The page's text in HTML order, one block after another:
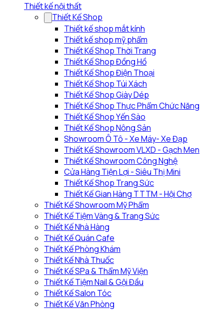
Thiết kế nội thất
Thiết Kế Shop
Thiết kế shop mắt kính
Thiết kế shop mỹ phẩm
Thiết Kế Shop Thời Trang
Thiết Kế Shop Đồng Hồ
Thiết Kế Shop Điện Thoại
Thiết Kế Shop Túi Xách
Thiết Kế Shop Giày Dép
Thiết Kế Shop Thực Phẩm Chức Năng
Thiết Kế Shop Yến Sào
Thiết Kế Shop Nông Sản
Showroom Ô Tô - Xe Máy- Xe Đạp
Thiết Kế Showroom VLXD - Gạch Men
Thiết Kế Showroom Công Nghệ
Cửa Hàng Tiện Lợi - Siêu Thị Mini
Thiết Kế Shop Trang Sức
Thiết Kế Gian Hàng TTTM - Hội Chợ
Thiết Kế Showroom Mỹ Phẩm
Thiết Kế Tiệm Vàng & Trang Sức
Thiết Kế Nhà Hàng
Thiết Kế Quán Cafe
Thiết Kế Phòng Khám
Thiết Kế Nhà Thuốc
Thiết Kế SPa & Thẩm Mỹ Viện
Thiết Kế Tiệm Nail & Gội Đầu
Thiết Kế Salon Tóc
Thiết Kế Văn Phòng